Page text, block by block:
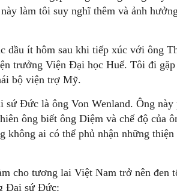
làm tôi suy nghĩ thêm và ảnh
dầu ít hôm sau khi tiếp xúc với ông
trưởng Viện Đại học Huế. Tôi đi
bộ viện trợ Mỹ.
Đức là ông Von Wenland. Ông này
ông biết ông Diệm và chế độ của
không ai có thể phủ nhận những
cho tương lai Việt Nam trở nên đen
Đại sứ Đức: